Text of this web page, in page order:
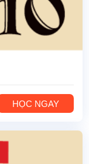
HỌC NGAY